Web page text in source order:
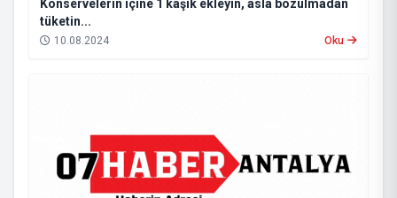
Konservelerin içine 1 kaşık ekleyin, asla bozulmadan
tüketin...
10.08.2024 Oku